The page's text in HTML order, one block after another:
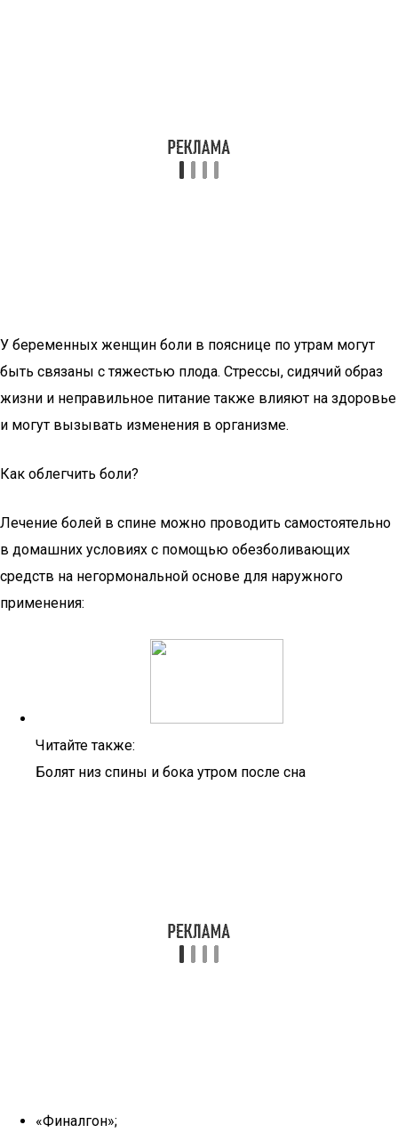
У беременных женщин боли в пояснице по утрам могут
быть связаны с тяжестью плода. Стрессы, сидячий образ
жизни и неправильное питание также влияют на здоровье
и могут вызывать изменения в организме.
Как облегчить боли?
Лечение болей в спине можно проводить самостоятельно
в домашних условиях с помощью обезболивающих
средств на негормональной основе для наружного
применения:
Читайте также:
Болят низ спины и бока утром после сна
«Финалгон»;